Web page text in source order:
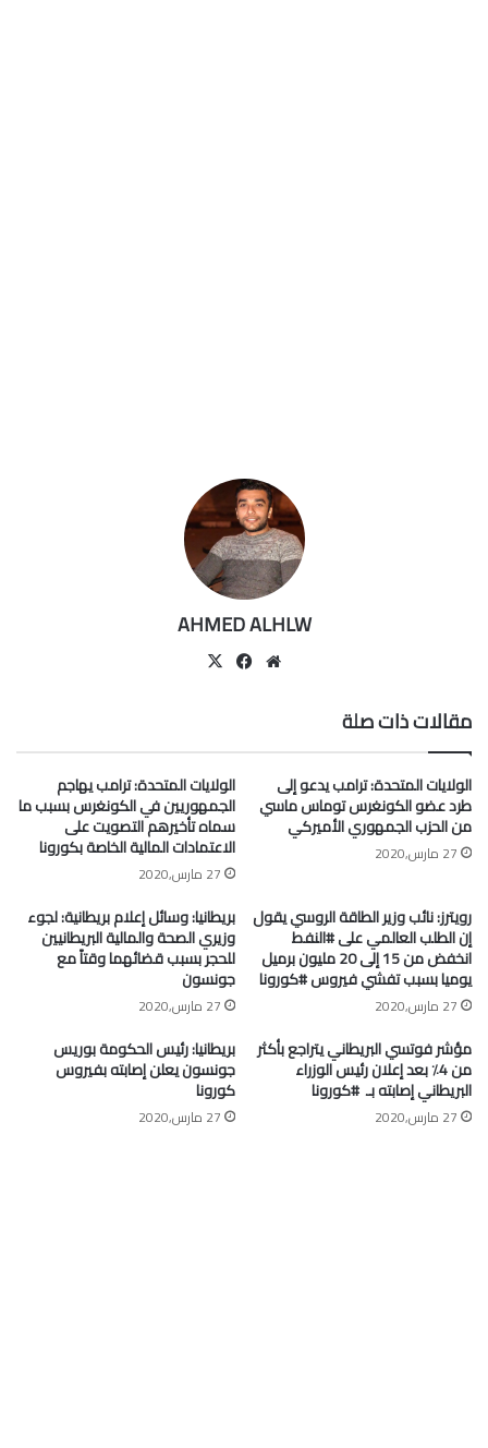
AHMED ALHLW
موقعفيسبوك
مقالات ذات صلة
الولايات المتحدة: ترامب يدعو إلى
طرد عضو الكونغرس توماس ماسي
من الحزب الجمهوري الأميركي
27 مارس,2020
الولايات المتحدة: ترامب يهاجم
الجمهوريين في الكونغرس بسبب ما
سماه تأخيرهم التصويت على
الاعتمادات المالية الخاصة بكورونا
27 مارس,2020
رويترز: نائب وزير الطاقة الروسي يقول
إن الطلب العالمي على #النفط
انخفض من 15 إلى 20 مليون برميل
يوميا بسبب تفشي فيروس #كورونا
27 مارس,2020
بريطانيا: وسائل إعلام بريطانية: لجوء
وزيري الصحة والمالية البريطانيين
للحجر بسبب قضائهما وقتاً مع
جونسون
27 مارس,2020
مؤشر فوتسي البريطاني يتراجع بأكثر
من 4٪ بعد إعلان رئيس الوزراء
البريطاني إصابته بـ ⁧ #كورونا⁩
27 مارس,2020
بريطانيا: رئيس الحكومة بوريس
جونسون يعلن إصابته بفيروس
كورونا
27 مارس,2020